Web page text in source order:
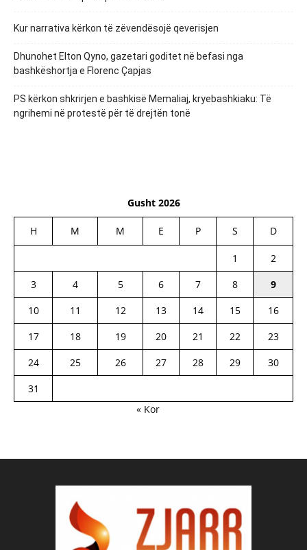
Kur narrativa kërkon të zëvendësojë qeverisjen
Dhunohet Elton Qyno, gazetari goditet në befasi nga
bashkëshortja e Florenc Çapjas
PS kërkon shkrirjen e bashkisë Memaliaj, kryebashkiaku: Të
ngrihemi në protestë për të drejtën tonë
Gusht 2026
H M M E P S D
1
2
3
4 5 6 7 8
9
10
11 12 13 14 15
16
17
18 19 20 21 22
23
24
25 26 27 28 29
30
31
« Kor